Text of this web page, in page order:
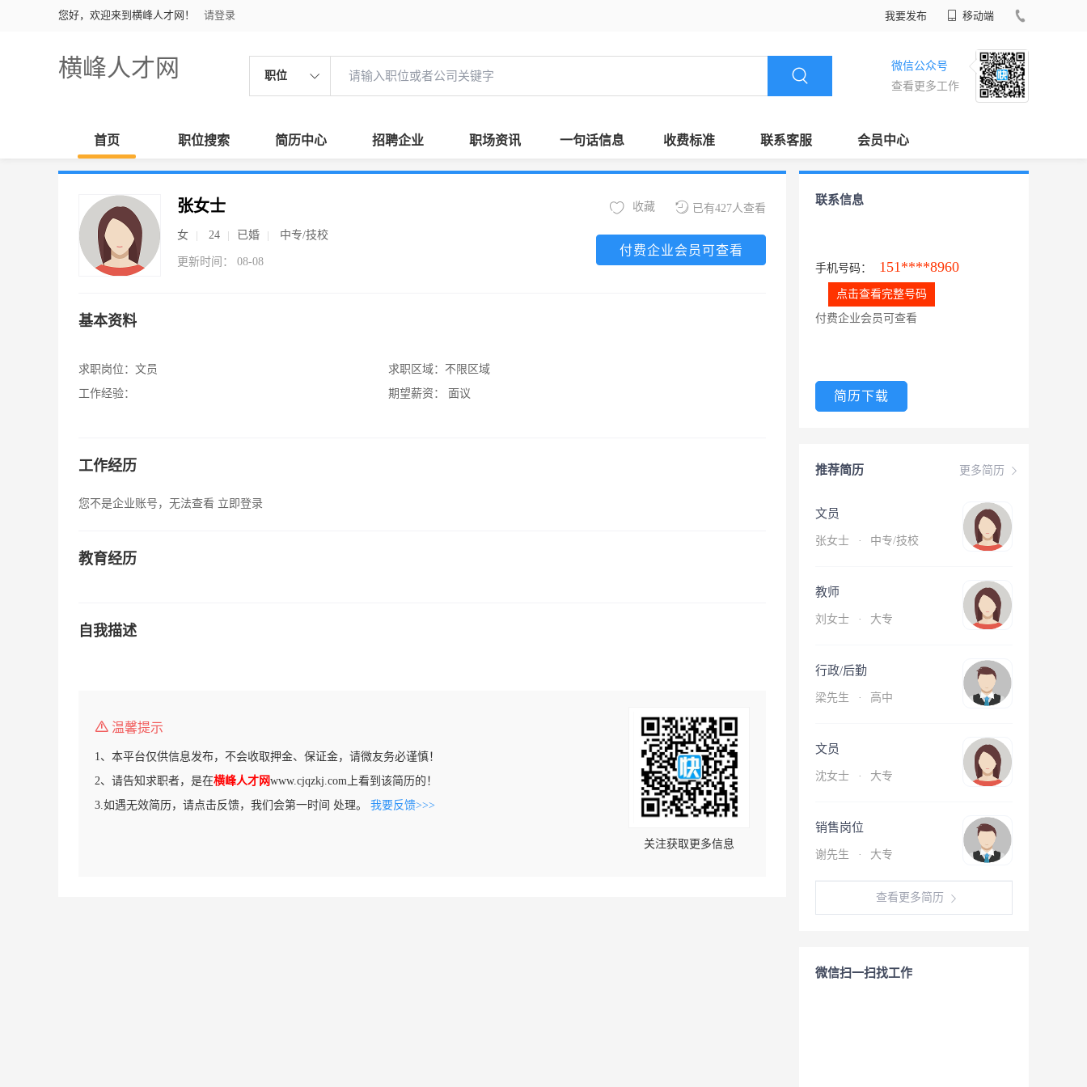
您好，欢迎来到横峰人才网！ 请登录 我要发布 移动端
横峰人才网 职位
微信公众号
查看更多工作
首页 职位搜索 简历中心 招聘企业 职场资讯 一句话信息 收费标准 联系客服 会员中心
张女士
女 24 已婚 中专/技校
更新时间： 08-08
已有427人查看
收藏
付费企业会员可查看
基本资料
求职岗位： 文员
工作经验：
求职区域： 不限区域
期望薪资：
面议
工作经历
您不是企业账号，无法查看 立即登录
教育经历
自我描述
温馨提示
1、本平台仅供信息发布，不会收取押金、保证金，请微友务必谨慎！
2、请告知求职者，是在横峰人才网www.cjqzkj.com上看到该简历的！
3.如遇无效简历，请点击反馈，我们会第一时间 处理。 我要反馈>>>
关注获取更多信息
联系信息
手机号码： 151****8960
点击查看完整号码
付费企业会员可查看
简历下载
更多简历
推荐简历
文员
张女士 · 中专/技校
教师
刘女士 · 大专
行政/后勤
梁先生 · 高中
文员
沈女士 · 大专
销售岗位
谢先生 · 大专
查看更多简历
微信扫一扫找工作